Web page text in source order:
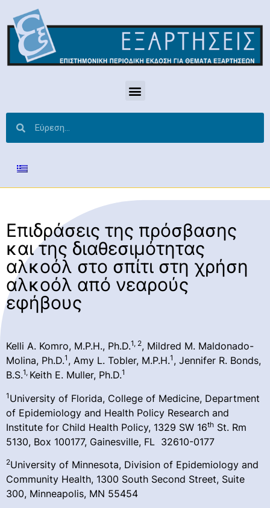
Επιδράσεις της πρόσβασης
και της διαθεσιμότητας
αλκοόλ στο σπίτι στη χρήση
αλκοόλ από νεαρούς
εφήβους
Kelli A. Komro, M.P.H., Ph.D.1, 2, Mildred M. Maldonado-
Molina, Ph.D.1 , Amy L. Tobler, M.P.H.1 , Jennifer R. Bonds,
B.S.1, Keith E. Muller, Ph.D.1
1 University of Florida, College of Medicine, Department
of Epidemiology and Health Policy Research and
Institute for Child Health Policy, 1329 SW 16th St. Rm
5130, Box 100177, Gainesville, FL 32610-0177
2University of Minnesota, Division of Epidemiology and
Community Health, 1300 South Second Street, Suite
300, Minneapolis, MN 55454